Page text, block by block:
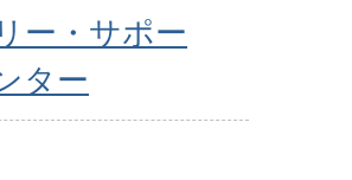
ー・サポー
ター